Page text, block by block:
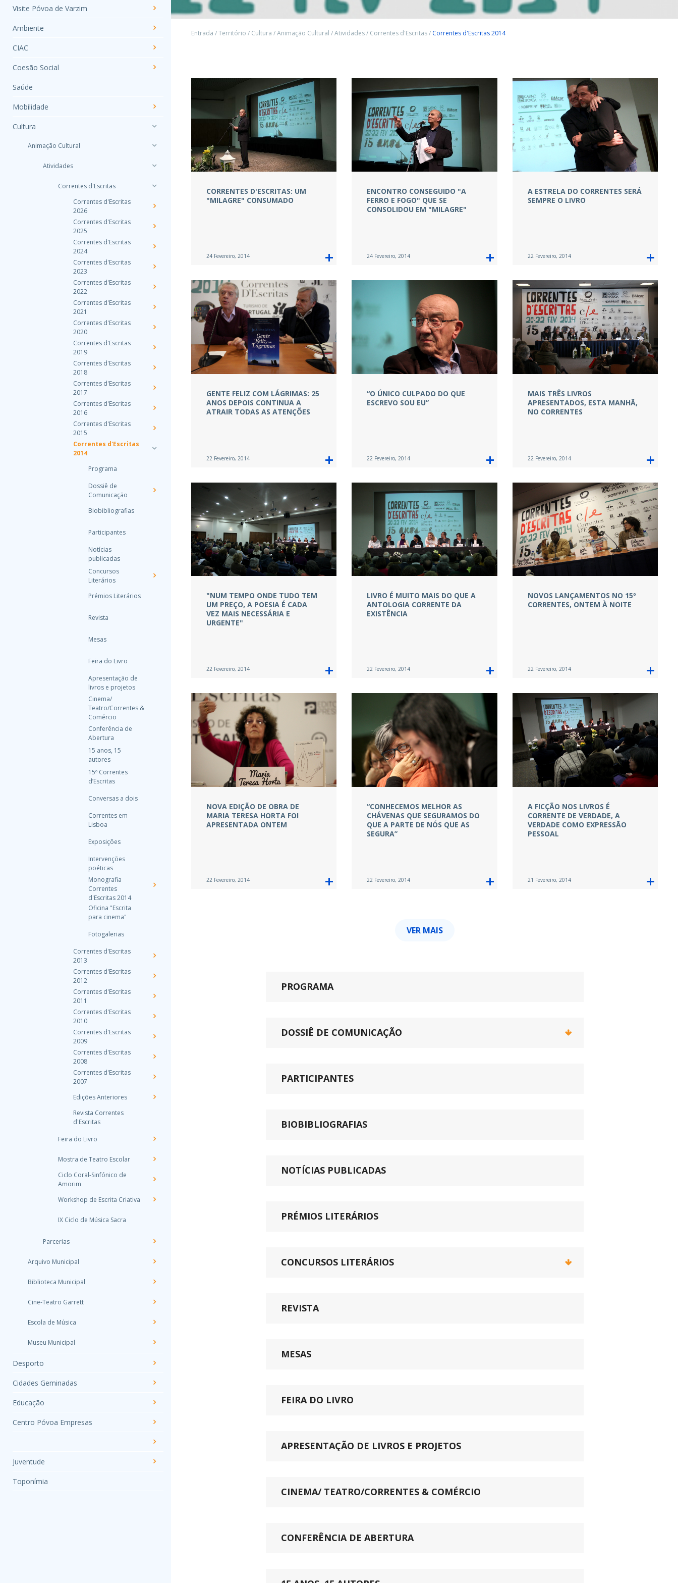
Visite Póvoa de Varzim
Ambiente
CIAC
Coesão Social
Saúde
Mobilidade
Cultura
Animação Cultural
Atividades
Correntes d'Escritas
Correntes d'Escritas
2026
Correntes d'Escritas
2025
Correntes d'Escritas
2024
Correntes d'Escritas
2023
Correntes d'Escritas
2022
Correntes d'Escritas
2021
Correntes d'Escritas
2020
Correntes d'Escritas
2019
Correntes d'Escritas
2018
Correntes d'Escritas
2017
Correntes d'Escritas
2016
Correntes d'Escritas
2015
Correntes d'Escritas
2014
Programa
Dossiê de
Comunicação
Biobibliografias
Participantes
Notícias
publicadas
Concursos
Literários
Prémios Literários
Revista
Mesas
Feira do Livro
Apresentação de
livros e projetos
Cinema/
Teatro/Correntes &
Comércio
Conferência de
Abertura
15 anos, 15
autores
15º Correntes
d’Escritas
Conversas a dois
Correntes em
Lisboa
Exposições
Intervenções
poéticas
Monografia
Correntes
d'Escritas 2014
Oficina "Escrita
para cinema"
Fotogalerias
Correntes d'Escritas
2013
Correntes d'Escritas
2012
Correntes d'Escritas
2011
Correntes d'Escritas
2010
Correntes d'Escritas
2009
Correntes d'Escritas
2008
Correntes d'Escritas
2007
Edições Anteriores
Revista Correntes
d'Escritas
Feira do Livro
Mostra de Teatro Escolar
Ciclo Coral-Sinfónico de
Amorim
Workshop de Escrita Criativa
IX Ciclo de Música Sacra
Parcerias
Arquivo Municipal
Biblioteca Municipal
Cine-Teatro Garrett
Escola de Música
Museu Municipal
Desporto
Cidades Geminadas
Educação
Centro Póvoa Empresas
Juventude
Toponímia
Entrada /Território / Cultura /Animação Cultural /Atividades/ Correntes d'Escritas/ Correntes d'Escritas 2014
CORRENTES D'ESCRITAS: UM
"MILAGRE" CONSUMADO
24 Fevereiro, 2014
ENCONTRO CONSEGUIDO "A
FERRO E FOGO" QUE SE
CONSOLIDOU EM "MILAGRE"
24 Fevereiro, 2014
A ESTRELA DO CORRENTES SERÁ
SEMPRE O LIVRO
22 Fevereiro, 2014
GENTE FELIZ COM LÁGRIMAS: 25
ANOS DEPOIS CONTINUA A
ATRAIR TODAS AS ATENÇÕES
22 Fevereiro, 2014
“O ÚNICO CULPADO DO QUE
ESCREVO SOU EU”
22 Fevereiro, 2014
MAIS TRÊS LIVROS
APRESENTADOS, ESTA MANHÃ,
NO CORRENTES
22 Fevereiro, 2014
"NUM TEMPO ONDE TUDO TEM
UM PREÇO, A POESIA É CADA
VEZ MAIS NECESSÁRIA E
URGENTE"
22 Fevereiro, 2014
LIVRO É MUITO MAIS DO QUE A
ANTOLOGIA CORRENTE DA
EXISTÊNCIA
22 Fevereiro, 2014
NOVOS LANÇAMENTOS NO 15º
CORRENTES, ONTEM À NOITE
22 Fevereiro, 2014
NOVA EDIÇÃO DE OBRA DE
MARIA TERESA HORTA FOI
APRESENTADA ONTEM
22 Fevereiro, 2014
“CONHECEMOS MELHOR AS
CHÁVENAS QUE SEGURAMOS DO
QUE A PARTE DE NÓS QUE AS
SEGURA”
22 Fevereiro, 2014
A FICÇÃO NOS LIVROS É
CORRENTE DE VERDADE, A
VERDADE COMO EXPRESSÃO
PESSOAL
21 Fevereiro, 2014
VER MAIS
PROGRAMA
DOSSIÊ DE COMUNICAÇÃO
PARTICIPANTES
BIOBIBLIOGRAFIAS
NOTÍCIAS PUBLICADAS
PRÉMIOS LITERÁRIOS
CONCURSOS LITERÁRIOS
REVISTA
MESAS
FEIRA DO LIVRO
APRESENTAÇÃO DE LIVROS E PROJETOS
CINEMA/ TEATRO/CORRENTES & COMÉRCIO
CONFERÊNCIA DE ABERTURA